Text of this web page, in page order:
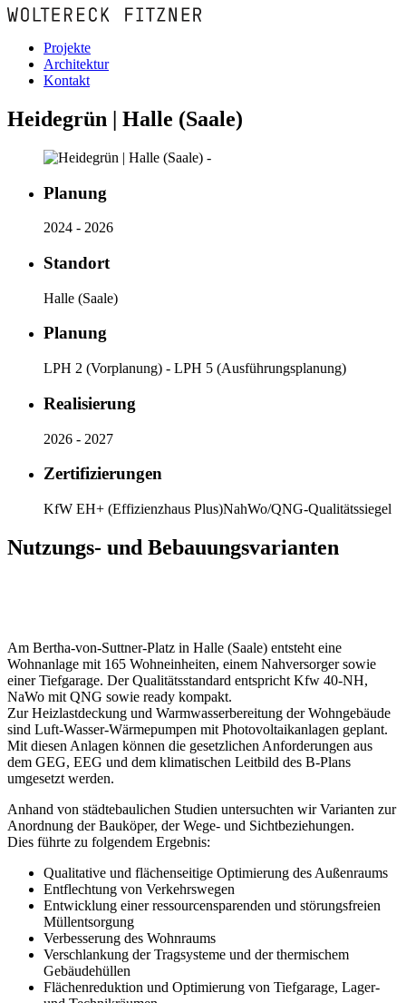
Projekte
Architektur
Kontakt
Heidegrün | Halle (Saale)
Planung
2024 - 2026
Standort
Halle (Saale)
Planung
LPH 2 (Vorplanung) - LPH 5 (Ausführungsplanung)
Realisierung
2026 - 2027
Zertifizierungen
KfW EH+ (Effizienzhaus Plus)NahWo/QNG-Qualitätssiegel
Nutzungs- und Bebauungsvarianten
Am Bertha-von-Suttner-Platz in Halle (Saale) entsteht eine
Wohnanlage mit 165 Wohneinheiten, einem Nahversorger sowie
einer Tiefgarage. Der Qualitätsstandard entspricht Kfw 40-NH,
NaWo mit QNG sowie ready kompakt.
Zur Heizlastdeckung und Warmwasserbereitung der Wohngebäude
sind Luft-Wasser-Wärmepumpen mit Photovoltaikanlagen geplant.
Mit diesen Anlagen können die gesetzlichen Anforderungen aus
dem GEG, EEG und dem klimatischen Leitbild des B-Plans
umgesetzt werden.
Anhand von städtebaulichen Studien untersuchten wir Varianten zur
Anordnung der Bauköper, der Wege- und Sichtbeziehungen.
Dies führte zu folgendem Ergebnis:
Qualitative und flächenseitige Optimierung des Außenraums
Entflechtung von Verkehrswegen
Entwicklung einer ressourcensparenden und störungsfreien
Müllentsorgung
Verbesserung des Wohnraums
Verschlankung der Tragsysteme und der thermischem
Gebäudehüllen
Flächenreduktion und Optimierung von Tiefgarage, Lager-